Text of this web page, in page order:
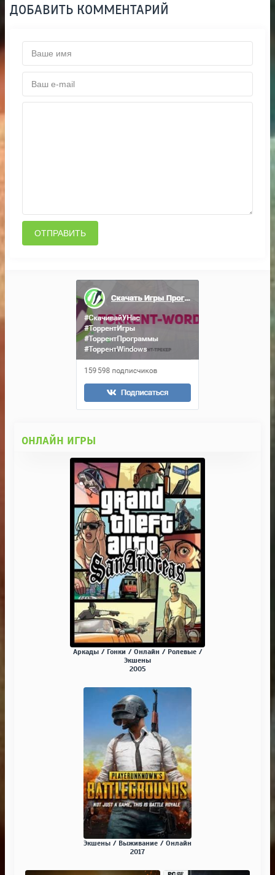
ДОБАВИТЬ КОММЕНТАРИЙ
ОТПРАВИТЬ
ОНЛАЙН ИГРЫ
Аркады / Гонки / Онлайн / Ролевые /
Экшены
2005
Экшены / Выживание / Онлайн
2017